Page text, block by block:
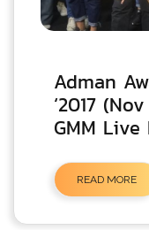
Adman
‘2017
GMM Live
READ MORE